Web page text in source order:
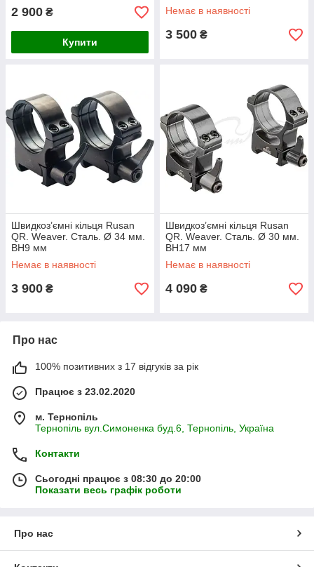
2 900 ₴
Купити
Немає в наявності
3 500 ₴
Швидкоз’ємні кільця Rusan
QR. Weaver. Сталь. Ø 34 мм.
BH9 мм
Немає в наявності
3 900 ₴
Швидкоз’ємні кільця Rusan
QR. Weaver. Сталь. Ø 30 мм.
BH17 мм
Немає в наявності
4 090 ₴
Про нас
100% позитивних з 17 відгуків за рік
Працює з 23.02.2020
м. Тернопіль
Тернопіль вул.Симоненка буд.6, Тернопіль, Україна
Контакти
Сьогодні працює з 08:30 до 20:00
Показати весь графік роботи
Про нас